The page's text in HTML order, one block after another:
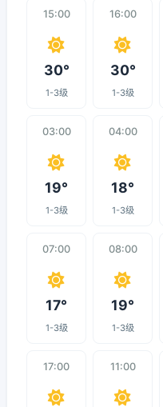
15:00
30°
1-3级
16:00
30°
1-3级
03:00
19°
1-3级
04:00
18°
1-3级
07:00
17°
1-3级
08:00
19°
1-3级
17:00 11:00